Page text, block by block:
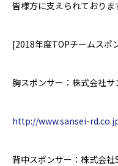
皆様方に支えられておりま
[2018年度TOPチームスポ
胸スポンサー：株式会社サ
http://www.sansei-
背中スポンサー：株式会社